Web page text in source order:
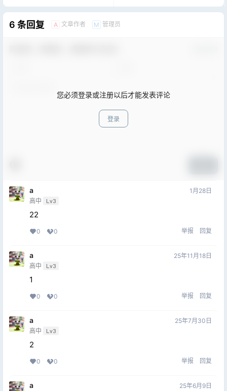
6 条回复 A 文章作者 M 管理员
您必须登录或注册以后才能发表评论
登录
a
高中 Lv3
1月28日
22
0 0 举报 回复
a
高中 Lv3
25年11月18日
1
0 0 举报 回复
a
高中 Lv3
25年7月30日
2
0 0 举报 回复
a 25年6月9日